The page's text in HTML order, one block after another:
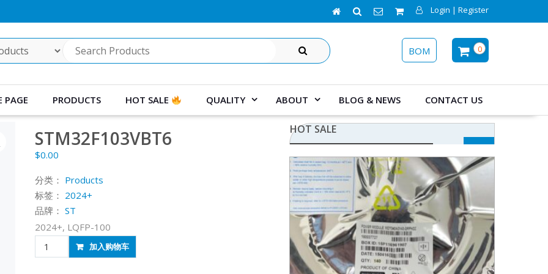
Login | Register
SEARCH
0
BOM
PAGE PRODUCTS HOT SALE QUALITY ABOUT BLOG & NEWS CONTACT US
STM32F103VBT6
$0.00
分类： Products
标签： 2024+
品牌：ST
2024+, LQFP-100
STM32F103VBT6
数
加入购物车
HOT SALE